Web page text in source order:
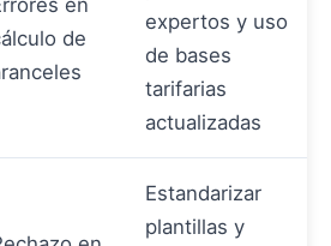
de
expertos y uso
de bases
tarifarias
actualizadas
Estandarizar
plantillas y